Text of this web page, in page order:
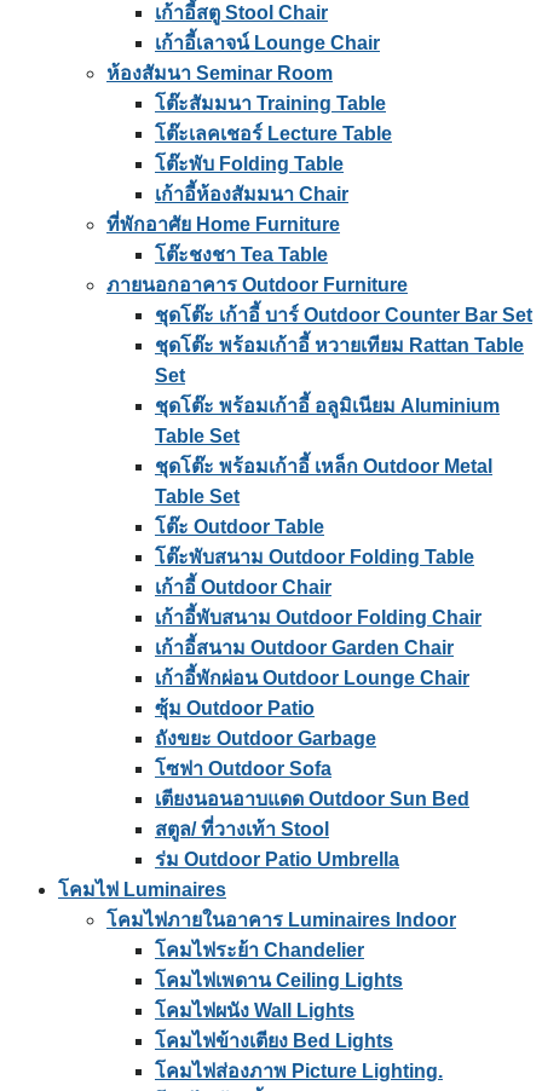
เก้าอี้สตู Stool Chair
เก้าอี้เลาจน์ Lounge Chair
ห้องสัมนา Seminar Room
โต๊ะสัมมนา Training Table
โต๊ะเลคเชอร์ Lecture Table
โต๊ะพับ Folding Table
เก้าอี้ห้องสัมมนา Chair
ที่พักอาศัย Home Furniture
โต๊ะชงชา Tea Table
ภายนอกอาคาร Outdoor Furniture
ชุดโต๊ะ เก้าอี้ บาร์ Outdoor Counter Bar Set
ชุดโต๊ะ พร้อมเก้าอี้ หวายเทียม Rattan Table
Set
ชุดโต๊ะ พร้อมเก้าอี้ อลูมิเนียม Aluminium
Table Set
ชุดโต๊ะ พร้อมเก้าอี้ เหล็ก Outdoor Metal
Table Set
โต๊ะ Outdoor Table
โต๊ะพับสนาม Outdoor Folding Table
เก้าอี้ Outdoor Chair
เก้าอี้พับสนาม Outdoor Folding Chair
เก้าอี้สนาม Outdoor Garden Chair
เก้าอี้พักผ่อน Outdoor Lounge Chair
ซุ้ม Outdoor Patio
ถังขยะ Outdoor Garbage
โซฟา Outdoor Sofa
เตียงนอนอาบแดด Outdoor Sun Bed
สตูล/ ที่วางเท้า Stool
ร่ม Outdoor Patio Umbrella
โคมไฟ Luminaires
โคมไฟภายในอาคาร Luminaires Indoor
โคมไฟระย้า Chandelier
โคมไฟเพดาน Ceiling Lights
โคมไฟผนัง Wall Lights
โคมไฟข้างเตียง Bed Lights
โคมไฟส่องภาพ Picture Lighting.